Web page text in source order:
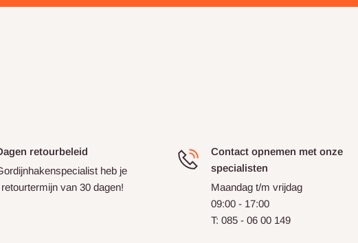
retourbeleid
heb je
van 30 dagen!
Contact opnemen met onze
specialisten
Maandag t/m vrijdag
09:00 - 17:00
T: 085 - 06 00 149